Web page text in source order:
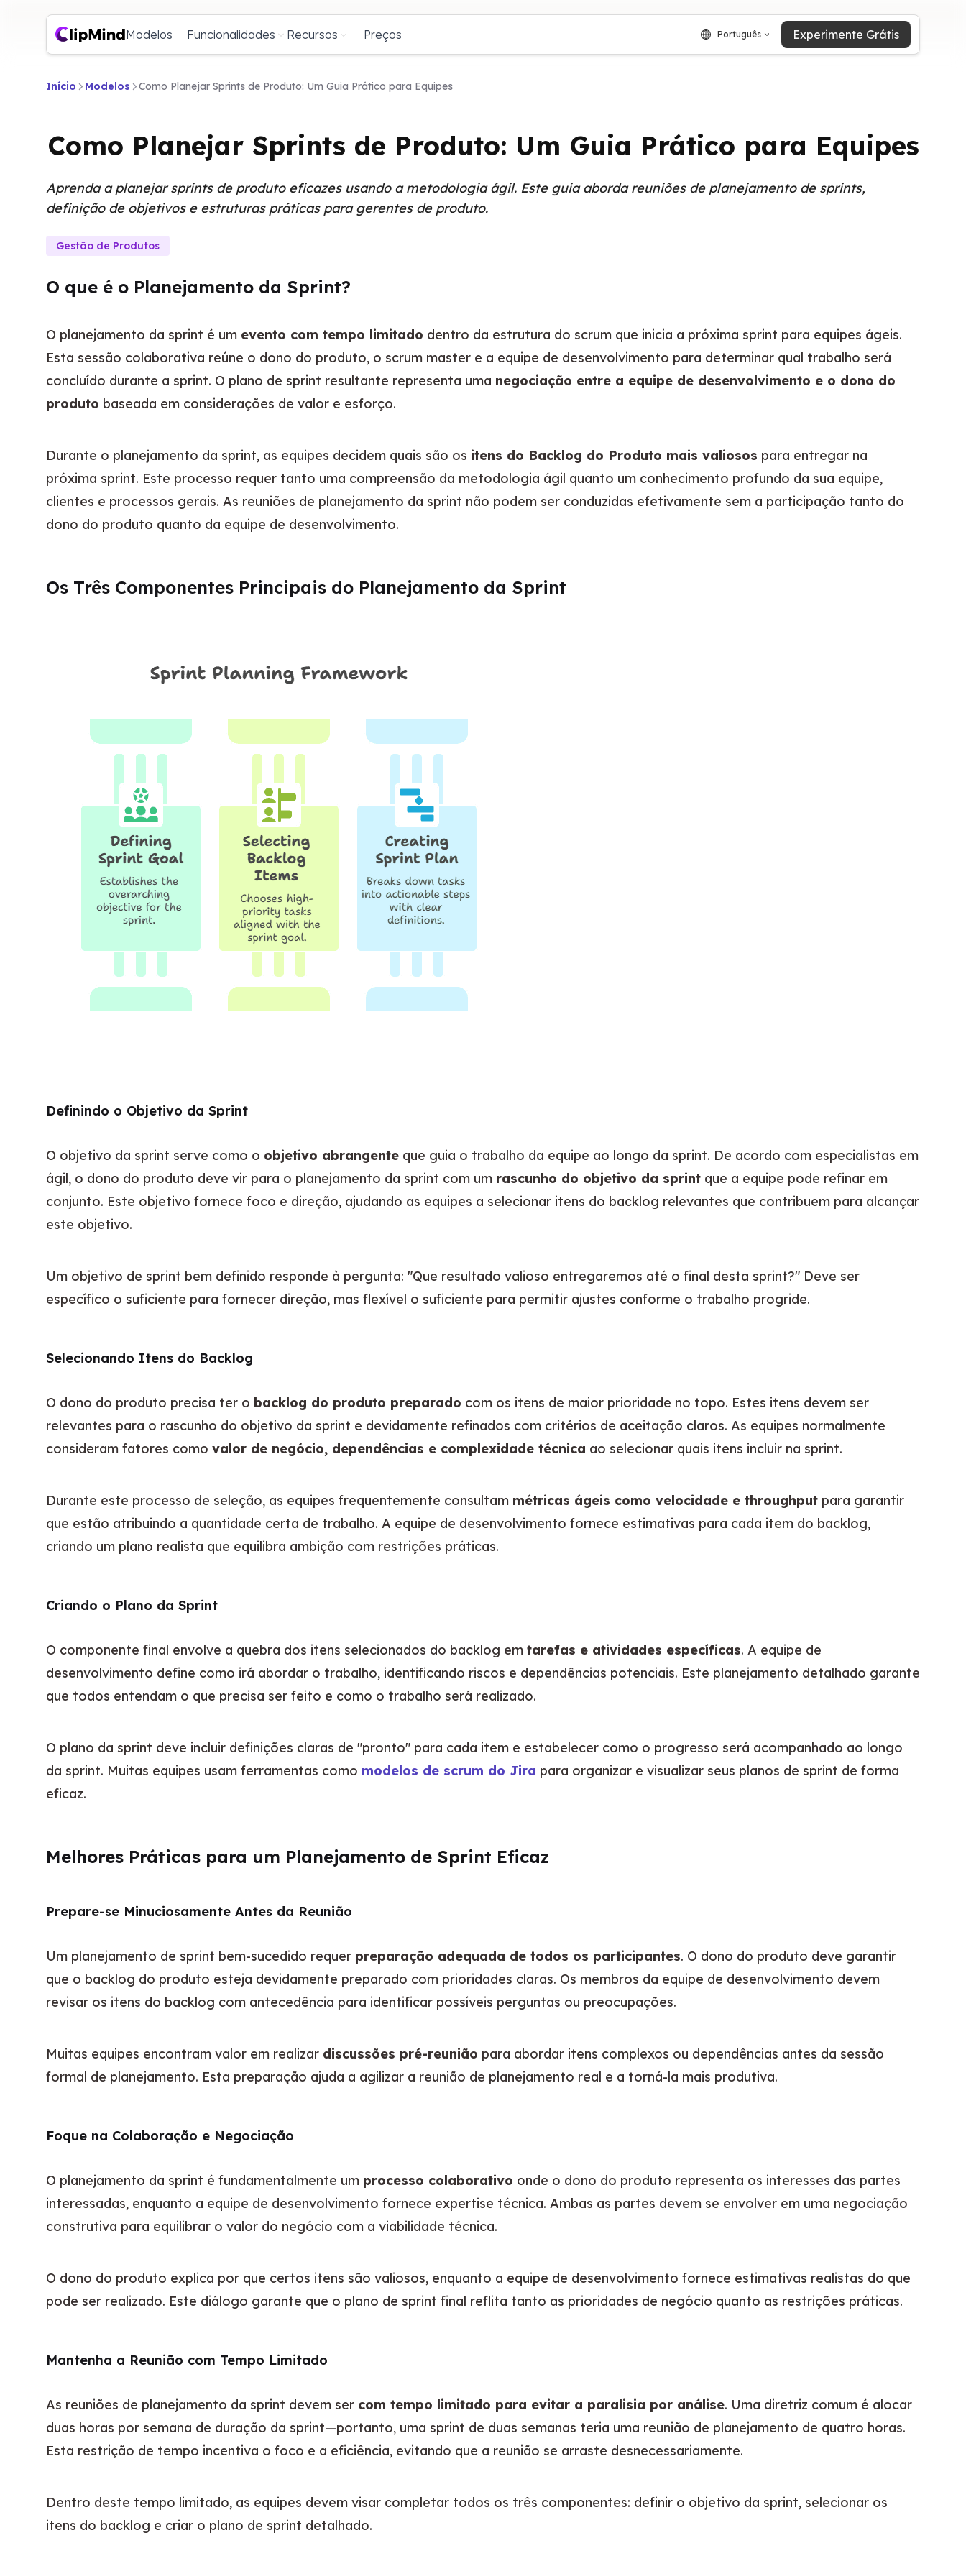
Modelos Funcionalidades Recursos Preços Português Experimente Grátis
Início Modelos Como Planejar Sprints de Produto: Um Guia Prático para Equipes
Como Planejar Sprints de Produto: Um Guia Prático para Equipes
Aprenda a planejar sprints de produto eficazes usando a metodologia ágil. Este guia aborda reuniões de planejamento de sprints,
definição de objetivos e estruturas práticas para gerentes de produto.
Gestão de Produtos
O que é o Planejamento da Sprint?
O planejamento da sprint é um evento com tempo limitado dentro da estrutura do scrum que inicia a próxima sprint para equipes ágeis.
Esta sessão colaborativa reúne o dono do produto, o scrum master e a equipe de desenvolvimento para determinar qual trabalho será
concluído durante a sprint. O plano de sprint resultante representa uma negociação entre a equipe de desenvolvimento e o dono do
produto baseada em considerações de valor e esforço.
Durante o planejamento da sprint, as equipes decidem quais são os itens do Backlog do Produto mais valiosos para entregar na
próxima sprint. Este processo requer tanto uma compreensão da metodologia ágil quanto um conhecimento profundo da sua equipe,
clientes e processos gerais. As reuniões de planejamento da sprint não podem ser conduzidas efetivamente sem a participação tanto do
dono do produto quanto da equipe de desenvolvimento.
Os Três Componentes Principais do Planejamento da Sprint
Definindo o Objetivo da Sprint
O objetivo da sprint serve como o objetivo abrangente que guia o trabalho da equipe ao longo da sprint. De acordo com especialistas em
ágil, o dono do produto deve vir para o planejamento da sprint com um rascunho do objetivo da sprint que a equipe pode refinar em
conjunto. Este objetivo fornece foco e direção, ajudando as equipes a selecionar itens do backlog relevantes que contribuem para alcançar
este objetivo.
Um objetivo de sprint bem definido responde à pergunta: "Que resultado valioso entregaremos até o final desta sprint?" Deve ser
específico o suficiente para fornecer direção, mas flexível o suficiente para permitir ajustes conforme o trabalho progride.
Selecionando Itens do Backlog
O dono do produto precisa ter o backlog do produto preparado com os itens de maior prioridade no topo. Estes itens devem ser
relevantes para o rascunho do objetivo da sprint e devidamente refinados com critérios de aceitação claros. As equipes normalmente
consideram fatores como valor de negócio, dependências e complexidade técnica ao selecionar quais itens incluir na sprint.
Durante este processo de seleção, as equipes frequentemente consultam métricas ágeis como velocidade e throughput para garantir
que estão atribuindo a quantidade certa de trabalho. A equipe de desenvolvimento fornece estimativas para cada item do backlog,
criando um plano realista que equilibra ambição com restrições práticas.
Criando o Plano da Sprint
O componente final envolve a quebra dos itens selecionados do backlog em tarefas e atividades específicas. A equipe de
desenvolvimento define como irá abordar o trabalho, identificando riscos e dependências potenciais. Este planejamento detalhado garante
que todos entendam o que precisa ser feito e como o trabalho será realizado.
O plano da sprint deve incluir definições claras de "pronto" para cada item e estabelecer como o progresso será acompanhado ao longo
da sprint. Muitas equipes usam ferramentas como modelos de scrum do Jira para organizar e visualizar seus planos de sprint de forma
eficaz.
Melhores Práticas para um Planejamento de Sprint Eficaz
Prepare-se Minuciosamente Antes da Reunião
Um planejamento de sprint bem-sucedido requer preparação adequada de todos os participantes. O dono do produto deve garantir
que o backlog do produto esteja devidamente preparado com prioridades claras. Os membros da equipe de desenvolvimento devem
revisar os itens do backlog com antecedência para identificar possíveis perguntas ou preocupações.
Muitas equipes encontram valor em realizar discussões pré-reunião para abordar itens complexos ou dependências antes da sessão
formal de planejamento. Esta preparação ajuda a agilizar a reunião de planejamento real e a torná-la mais produtiva.
Foque na Colaboração e Negociação
O planejamento da sprint é fundamentalmente um processo colaborativo onde o dono do produto representa os interesses das partes
interessadas, enquanto a equipe de desenvolvimento fornece expertise técnica. Ambas as partes devem se envolver em uma negociação
construtiva para equilibrar o valor do negócio com a viabilidade técnica.
O dono do produto explica por que certos itens são valiosos, enquanto a equipe de desenvolvimento fornece estimativas realistas do que
pode ser realizado. Este diálogo garante que o plano de sprint final reflita tanto as prioridades de negócio quanto as restrições práticas.
Mantenha a Reunião com Tempo Limitado
As reuniões de planejamento da sprint devem ser com tempo limitado para evitar a paralisia por análise. Uma diretriz comum é alocar
duas horas por semana de duração da sprint—portanto, uma sprint de duas semanas teria uma reunião de planejamento de quatro horas.
Esta restrição de tempo incentiva o foco e a eficiência, evitando que a reunião se arraste desnecessariamente.
Dentro deste tempo limitado, as equipes devem visar completar todos os três componentes: definir o objetivo da sprint, selecionar os
itens do backlog e criar o plano de sprint detalhado.